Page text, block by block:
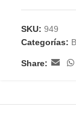
SKU: 949
Categorías:
Share: